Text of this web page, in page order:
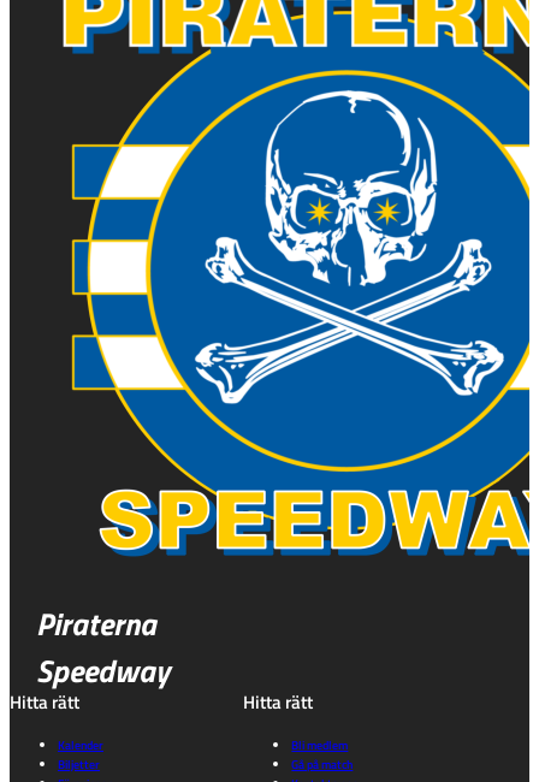
Piraterna
Speedway
Hitta rätt
Kalender
Biljetter
Hitta rätt
Bli medlem
Gå på match